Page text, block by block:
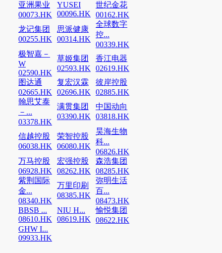
亚洲果业
00073.HK
YUSEI
00096.HK
世纪金花
00162.HK
龙记集团
00255.HK
思派健康
00314.HK
全球数字
控...
00339.HK
极智嘉－
W
02590.HK
草姬集团
02593.HK
香江电器
02619.HK
图达通
02665.HK
复宏汉霖
02696.HK
彼岸控股
02885.HK
翰思艾泰
－...
03378.HK
满贯集团
03390.HK
中国动向
03818.HK
信越控股
06038.HK
荣智控股
06080.HK
昊海生物
科...
06826.HK
万马控股
06928.HK
宏强控股
08262.HK
森浩集团
08285.HK
紫荆国际
金...
08340.HK
万里印刷
08385.HK
弥明生活
百...
08473.HK
BBSB ...
08610.HK
NIU H...
08619.HK
愉悦集团
08622.HK
GHW I...
09933.HK